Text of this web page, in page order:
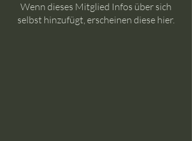
Wenn dieses Mitglied Infos über sich
selbst hinzufügt, erscheinen diese hier.